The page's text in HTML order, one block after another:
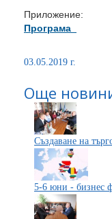
Приложение:
Програма
03.05.2019 г.
Още
Създаване на
5-6 юни - бизнес